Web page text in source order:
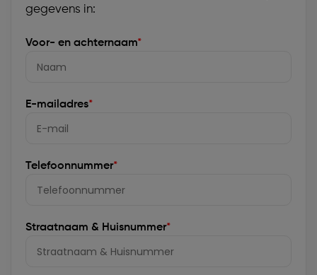
gegevens in:
Voor- en achternaam*
E-mailadres*
Telefoonnummer*
Straatnaam & Huisnummer*